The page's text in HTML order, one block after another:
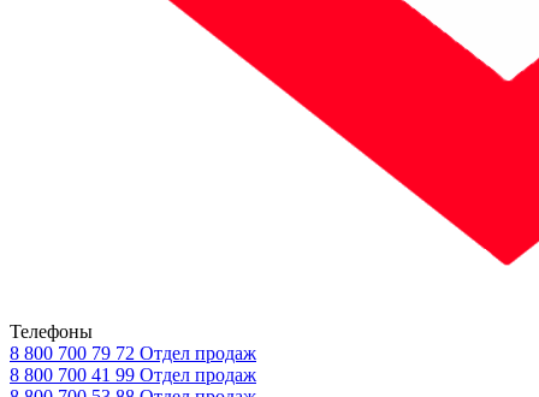
Телефоны
8 800 700 79 72 Отдел продаж
8 800 700 41 99 Отдел продаж